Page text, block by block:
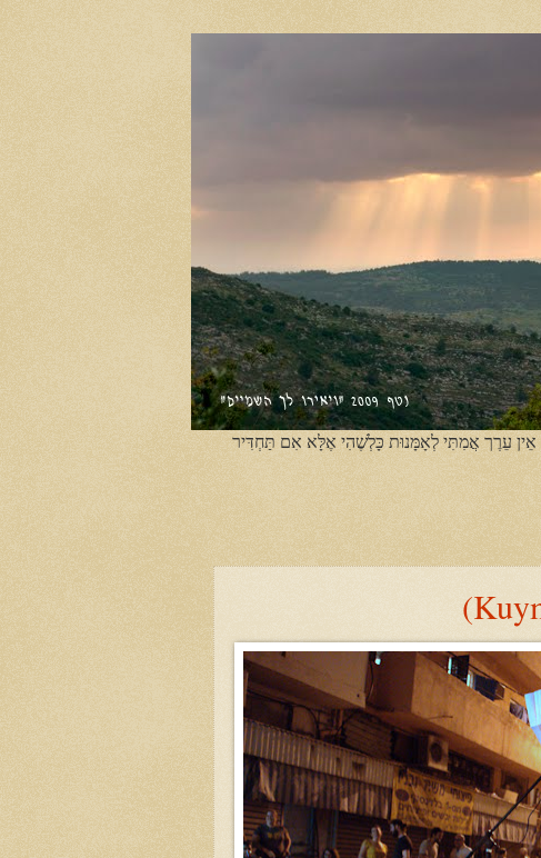
עֵרֶך אֲמִתִּי לְאָמָּנוּת כָּלְשֶׁהִי אֶלָּא אִם תַּחְדִּיר